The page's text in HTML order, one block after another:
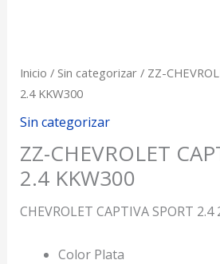
Inicio / Sin categorizar/ ZZ-
2.4 KKW300
Sin categorizar
ZZ-CHEVROLET
2.4 KKW300
CHEVROLET CAPTIVA SPORT 2.4
Color Plata